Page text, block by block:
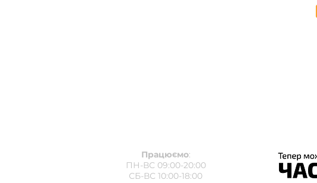
Працюємо:
ПН-ВС 09:00-20:00
СБ-ВС 10:00-18:00